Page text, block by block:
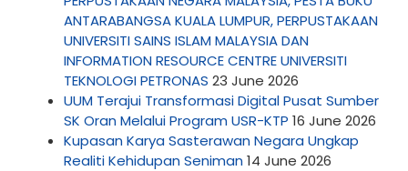
ANTARABANGSA KUALA LUMPUR, PERPUSTAKAAN
UNIVERSITI SAINS ISLAM MALAYSIA DAN
INFORMATION RESOURCE CENTRE UNIVERSITI
TEKNOLOGI PETRONAS 23 June 2026
UUM Terajui Transformasi Digital Pusat Sumber
SK Oran Melalui Program USR-KTP 16 June 2026
Kupasan Karya Sasterawan Negara Ungkap
Realiti Kehidupan Seniman 14 June 2026